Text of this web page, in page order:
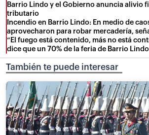
Barrio Lindo y el Gobierno anuncia alivio
tributario
Incendio en Barrio Lindo: En medio de
aprovecharon para robar mercadería,
“El fuego está contenido, más no está
dice que un 70% de la feria de Barrio
También te puede interesar